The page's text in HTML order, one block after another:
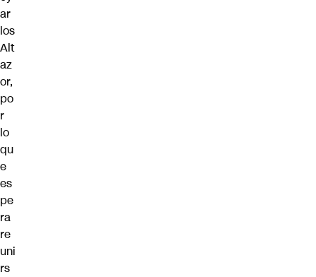
ar
los
Alt
az
or,
po
r
lo
qu
e
es
pe
ra
re
uni
rs